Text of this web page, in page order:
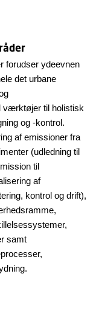
forudser ydeevnen
det urbane
værktøjer til holistisk
og -kontrol.
af emissioner fra
(udledning til
til
af
kontrol og drift),
samt